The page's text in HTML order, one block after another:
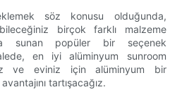
söz konusu olduğunda,
birçok farklı malzeme
sunan popüler bir seçenek
en iyi alüminyum sunroom
ve eviniz için alüminyum bir
tartışacağız.